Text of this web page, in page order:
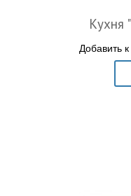
Кухня
Добавить